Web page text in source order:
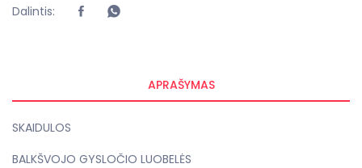
Dalintis:
APRAŠYMAS
SKAIDULOS
BALKŠVOJO GYSLOČIO LUOBELĖS